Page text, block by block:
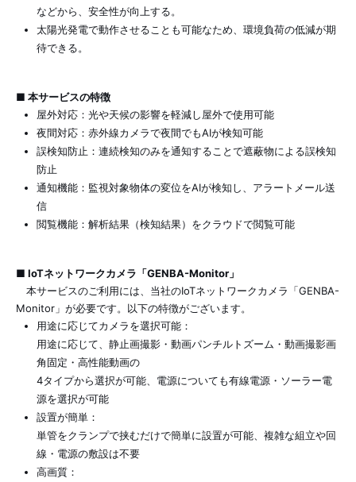
などから、安全性が向上する。
太陽光発電で動作させることも可能なため、環境負荷の低減が期
待できる。
■ 本サービスの特徴
屋外対応：光や天候の影響を軽減し屋外で使用可能
夜間対応：赤外線カメラで夜間でもAIが検知可能
誤検知防止：連続検知のみを通知することで遮蔽物による誤検知
防止
通知機能：監視対象物体の変位をAIが検知し、アラートメール送
信
閲覧機能：解析結果（検知結果）をクラウドで閲覧可能
■ IoTネットワークカメラ「GENBA-Monitor」
本サービスのご利用には、当社のIoTネットワークカメラ「GENBA-
Monitor」が必要です。以下の特徴がございます。
用途に応じてカメラを選択可能：
用途に応じて、静止画撮影・動画パンチルトズーム・動画撮影画
角固定・高性能動画の
4タイプから選択が可能、電源についても有線電源・ソーラー電
源を選択が可能
設置が簡単：
単管をクランプで挟むだけで簡単に設置が可能、複雑な組立や回
線・電源の敷設は不要
高画質：